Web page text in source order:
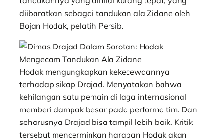
A
p
b
o
o
g
r
a
e
diibaratkan sebagai tandukan ala Zidane oleh
Bojan Hodak, pelatih Persib.
Hodak mengungkapkan kekecewaannya
terhadap sikap Drajad. Menyatakan bahwa
kehilangan satu pemain di laga internasional
memberi dampak besar pada performa tim. Dan
seharusnya Drajad bisa tampil lebih baik. Kritik
tersebut mencerminkan harapan Hodak akan